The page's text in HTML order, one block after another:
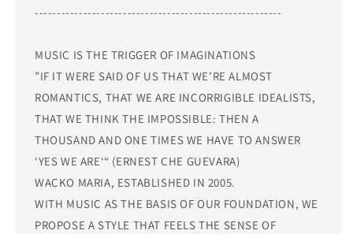
--------------------------------------------------------
MUSIC IS THE TRIGGER OF IMAGINATIONS
”IF IT WERE SAID OF US THAT WE’RE ALMOST
ROMANTICS, THAT WE ARE INCORRIGIBLE IDEALISTS,
THAT WE THINK THE IMPOSSIBLE: THEN A
THOUSAND AND ONE TIMES WE HAVE TO ANSWER
‘YES WE ARE‘“ (ERNEST CHE GUEVARA)
WACKO MARIA, ESTABLISHED IN 2005.
WITH MUSIC AS THE BASIS OF OUR FOUNDATION, WE
PROPOSE A STYLE THAT FEELS THE SENSE OF